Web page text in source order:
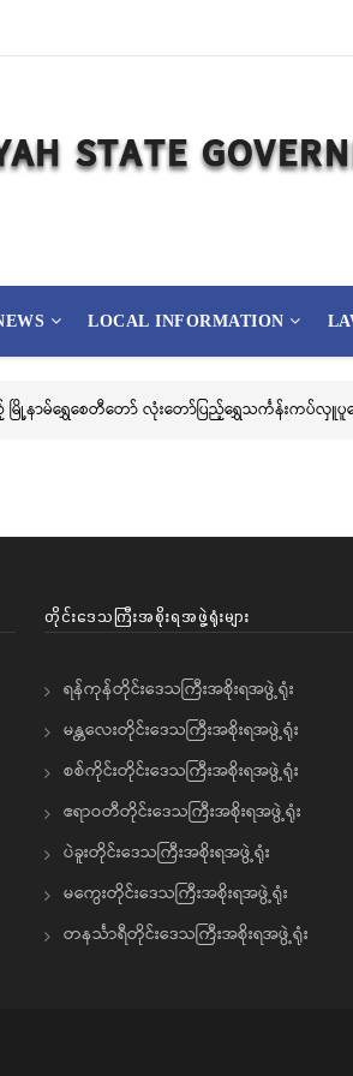
LOCAL INFORMATION
ြို့နာမ်ရွှေစေတီတော် လုံးတော်ပြည့်ရွှေသင်္ကန်းကပ်လှူပူ
တိုင်းဒေသကြီးအစိုးရအဖွဲ့ရုံးများ
ရန်ကုန်တိုင်းဒေသကြီးအစိုးရအဖွဲ့ရုံး
မန္တလေးတိုင်းဒေသကြီးအစိုးရအဖွဲ့ရုံး
စစ်ကိုင်းတိုင်းဒေသကြီးအစိုးရအဖွဲ့ရုံး
ဧရာဝတီတိုင်းဒေသကြီးအစိုးရအဖွဲ့ရုံး
ပဲခူးတိုင်းဒေသကြီးအစိုးရအဖွဲ့ရုံး
မကွေးတိုင်းဒေသကြီးအစိုးရအဖွဲ့ရုံး
တနင်္သာရီတိုင်းဒေသကြီးအစိုးရအဖွဲ့ရုံး